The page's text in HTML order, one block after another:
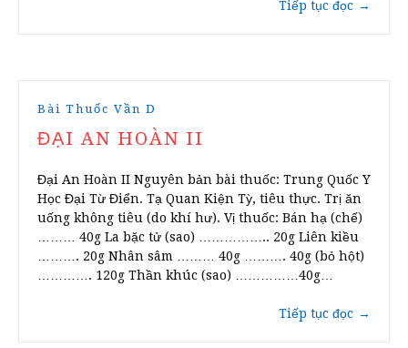
Tiếp tục đọc →
Bài Thuốc Vần D
ĐẠI AN HOÀN II
Đại An Hoàn II Nguyên bản bài thuốc: Trung Quốc Y
Học Đại Từ Điển. Tạ Quan Kiện Tỳ, tiêu thực. Trị ăn
uống không tiêu (do khí hư). Vị thuốc: Bán hạ (chế)
……… 40g La bặc tử (sao) …………….. 20g Liên kiều
………. 20g Nhân sâm ……… 40g ………. 40g (bỏ hột)
…………. 120g Thần khúc (sao) ……………40g…
Tiếp tục đọc →